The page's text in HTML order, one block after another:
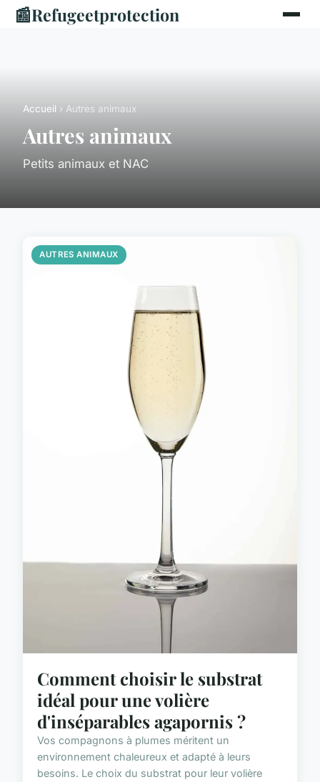
📰Refugeetprotection
Accueil › Autres animaux
Autres animaux
Petits animaux et NAC
AUTRES ANIMAUX
Comment choisir le substrat
idéal pour une volière
d'inséparables agapornis ?
Vos compagnons à plumes méritent un
environnement chaleureux et adapté à leurs
besoins. Le choix du substrat pour leur volière